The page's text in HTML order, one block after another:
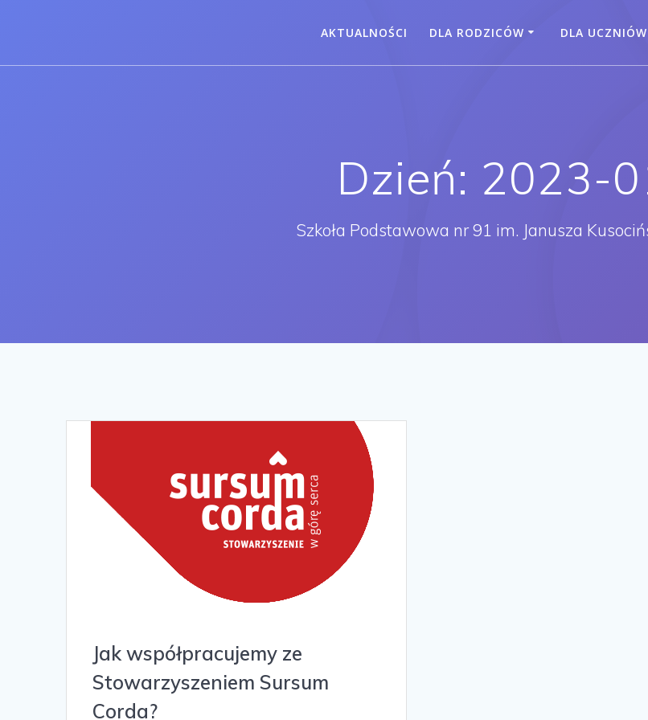
AKTUALNOŚCI DLA RODZICÓW DLA UCZNIÓW
Dzień: 2023-
Szkoła Podstawowa nr 91 im. Janusza
Jak współpracujemy ze
Stowarzyszeniem Sursum
Corda?